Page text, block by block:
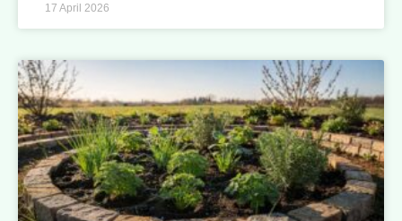
17 April 2026